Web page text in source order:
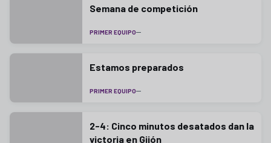
Semana de competición
PRIMER EQUIPO
Estamos preparados
PRIMER EQUIPO
2-4: Cinco minutos desatados dan la
victoria en Gijón